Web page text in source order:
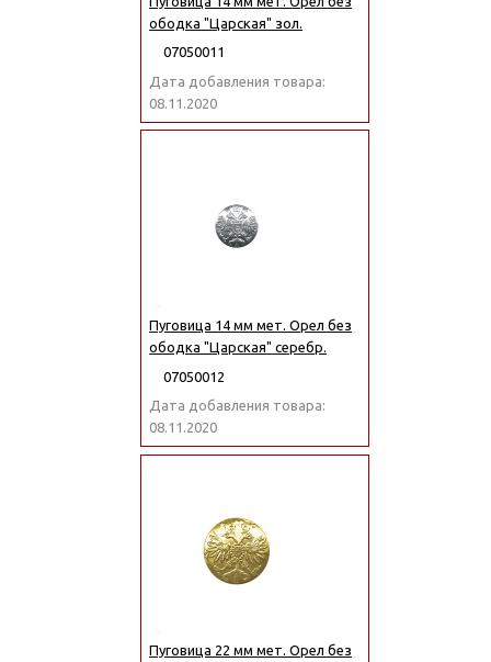
ободка "Царская" зол.
07050011
Дата добавления товара:
08.11.2020
Пуговица 14 мм мет. Орел без
ободка "Царская" серебр.
07050012
Дата добавления товара:
08.11.2020
Пуговица 22 мм мет. Орел без